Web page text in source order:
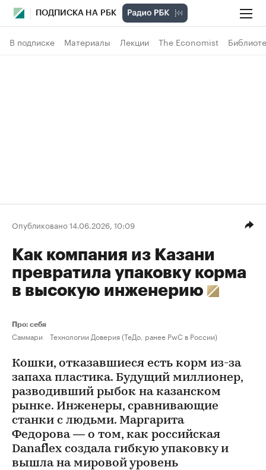
ПОДПИСКА НА РБК
В подписке Материалы Лекции The Economist
Опубликовано 14.06.2026, 10:09
Как компания из Казани
превратила упаковку корма
в высокую инженерию
Про: себя
Саммари Технологии Доверия (ТеДо, ранее PwC в России)
Кошки, отказавшиеся есть корм из-за
запаха пластика. Будущий миллионер,
разводивший рыбок на казанском
рынке. Инженеры, сравнивающие
станки с людьми. Маргарита
Федорова — о том, как российская
Danaflex создала гибкую упаковку и
вышла на мировой уровень